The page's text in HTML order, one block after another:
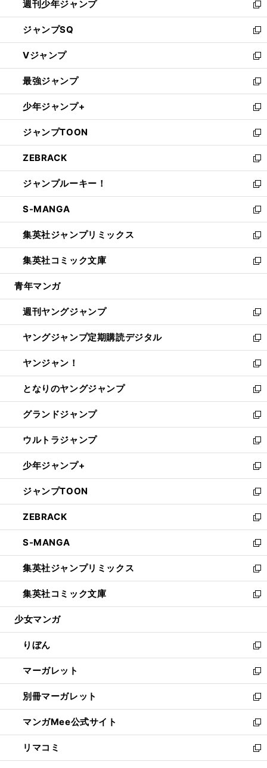
く
週刊少年ジャンプ
新
し
い
ウ
ィ
ン
ド
ウ
で
開
く
ジャンプSQ
新
し
い
ウ
ィ
ン
ド
ウ
で
開
く
Vジャンプ
新
し
い
ウ
ィ
ン
ド
ウ
で
開
く
最強ジャンプ
新
し
い
ウ
ィ
ン
ド
ウ
で
開
く
少年ジャンプ+
新
し
い
ウ
ィ
ン
ド
ウ
で
開
く
ジャンプTOON
新
し
い
ウ
ィ
ン
ド
ウ
で
開
く
ZEBRACK
新
し
い
ウ
ィ
ン
ド
ウ
で
開
ジャンプルーキー！
新
し
い
ウ
ィ
ン
ド
ウ
開
く
S-MANGA
新
し
い
ウ
ィ
ン
ウ
で
開
く
集英社ジャンプリミックス
新
し
い
ウ
ン
ド
ウ
で
開
く
集英社コミック文庫
新
し
ウ
ィ
ン
ド
ウ
で
開
く
青年マンガ
週刊ヤングジャンプ
新
し
い
ウ
ィ
ン
ド
ウ
で
開
く
ヤングジャンプ定期購読デジタル
新
し
い
ウ
ィ
ン
ド
ウ
で
開
く
ヤンジャン！
新
し
い
ウ
ィ
ン
ド
ウ
で
開
く
となりのヤングジャンプ
新
し
い
ウ
ィ
ン
ド
ウ
で
開
く
グランドジャンプ
新
し
い
ウ
ィ
ン
ド
ウ
で
開
く
ウルトラジャンプ
新
し
い
ウ
ィ
ン
ド
ウ
で
開
く
少年ジャンプ+
新
し
い
ウ
ィ
ン
ド
ウ
で
開
く
ジャンプTOON
新
し
い
ウ
ィ
ン
ド
ウ
で
開
ZEBRACK
新
し
い
ウ
ィ
ン
ド
ウ
開
く
S-MANGA
新
し
い
ウ
ィ
ン
ウ
で
開
く
集英社ジャンプリミックス
新
し
い
ウ
ン
ド
ウ
で
開
く
集英社コミック文庫
新
し
ウ
ィ
ン
ド
ウ
で
開
く
少女マンガ
りぼん
新
し
い
ウ
ィ
ン
ド
ウ
で
開
マーガレット
新
し
い
ウ
ィ
ン
ド
ウ
別冊マーガレット
新
し
い
ウ
ィ
ン
マンガMee公式サイト
新
し
い
ウ
リマコミ
新
し